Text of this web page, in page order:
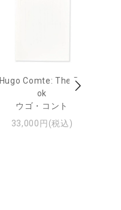
Hugo Comte: The Bo
ok
ウゴ・コント
33,000円(税込)